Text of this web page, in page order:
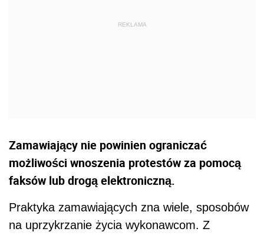
Zamawiający nie powinien ograniczać
możliwości wnoszenia protestów za pomocą
faksów lub drogą elektroniczną.
Praktyka zamawiających zna wiele, sposobów
na uprzykrzanie życia wykonawcom. Z